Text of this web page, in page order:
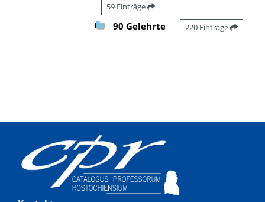
59 Einträge
90 Gelehrte 220 Einträge